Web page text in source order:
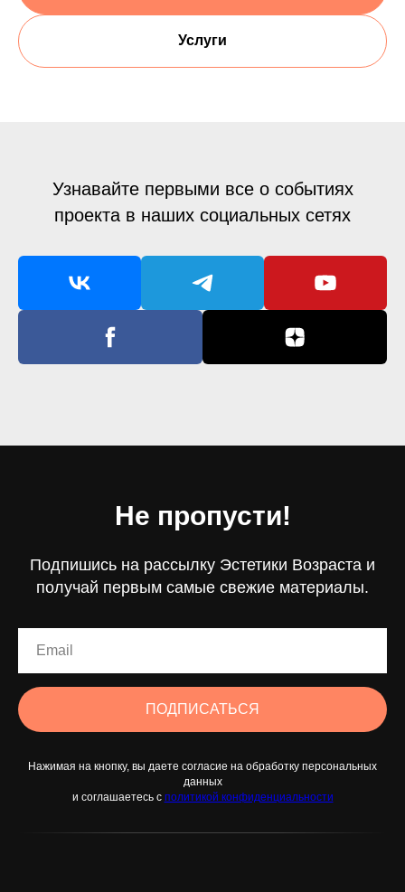
Услуги
Узнавайте первыми все о событиях
проекта в наших социальных сетях
Не пропусти!
Подпишись на рассылку Эстетики Возраста и
получай первым самые свежие материалы.
ПОДПИСАТЬСЯ
Нажимая на кнопку, вы даете согласие на обработку персональных
данных
и соглашаетесь c политикой конфиденциальности